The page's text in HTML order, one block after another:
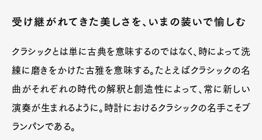
受け継がれてきた美しさを、いまの装いで愉しむ
クラシックとは単に古典を意味するのではなく、時によって洗
練に磨きをかけた古雅を意味する。たとえばクラシックの名
曲がそれぞれの時代の解釈と創造性によって、常に新しい
演奏が生まれるように。時計におけるクラシックの名手こそブ
ランパンである。